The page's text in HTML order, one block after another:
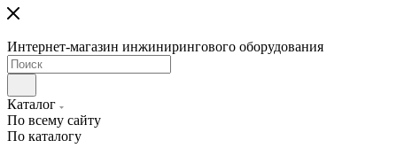
Интернет-магазин инжинирингового оборудования
Каталог
По всему сайту
По каталогу